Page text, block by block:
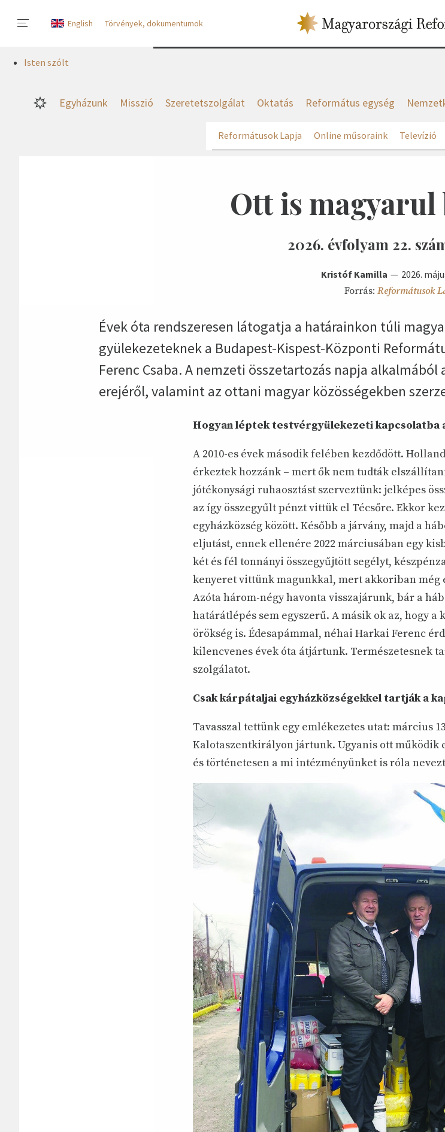
English Törvények, dokumentumok
Isten szólt
Egyházunk Misszió Szeretetszolgálat Oktatás Református egység
Reformátusok Lapja Online műsoraink Televízió
Ott is magyarul
2026. évfolyam 22.
Kristóf Kamilla
2026.
Forrás: Reformátusok
Évek óta rendszeresen látogatja a határainkon túli
gyülekezeteknek a Budapest-Kispest-Központi
Ferenc Csaba. A nemzeti összetartozás napja
erejéről, valamint az ottani magyar közösségekben
Hogyan léptek testvérgyülekezeti kapcsolatba
A 2010-es évek második felében kezdődött.
érkeztek hozzánk – mert ők nem tudták
jótékonysági ruhaosztást szerveztünk: jelképes
az így összegyűlt pénzt vittük el Técsőre. Ekkor
egyházközség között. Később a járvány, majd a
eljutást, ennek ellenére 2022 márciusában egy
két és fél tonnányi összegyűjtött segélyt,
kenyeret vittünk magunkkal, mert akkoriban még
Azóta három-négy havonta visszajárunk, bár a
határátlépés sem egyszerű. A másik ok az, hogy
örökség is. Édesapámmal, néhai Harkai Ferenc
kilencvenes évek óta átjártunk. Természetesnek
szolgálatot.
Csak kárpátaljai egyházközségekkel tartják a
Tavasszal tettünk egy emlékezetes utat: március
Kalotaszentkirályon jártunk. Ugyanis ott működik
és történetesen a mi intézményünket is róla